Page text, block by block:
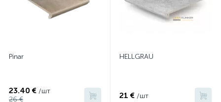
Pinar
23.40 € /шт
26 €
HELLGRAU
21 € /шт